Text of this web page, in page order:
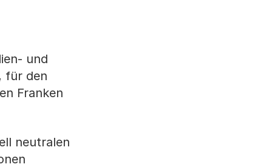
und
für den
Franken
neutralen